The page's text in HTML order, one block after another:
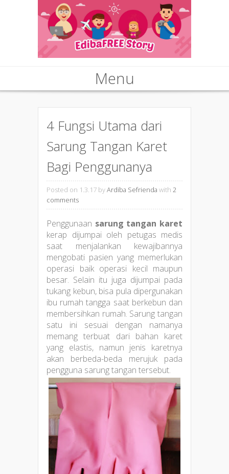
Menu
4 Fungsi Utama dari
Sarung Tangan Karet
Bagi Penggunanya
Posted on 1.3.17 byArdiba Sefrienda with 2
comments
Penggunaan sarung tangan karet
kerap dijumpai oleh petugas medis
saat menjalankan kewajibannya
mengobati pasien yang memerlukan
operasi baik operasi kecil maupun
besar. Selain itu juga dijumpai pada
tukang kebun, bisa pula dipergunakan
ibu rumah tangga saat berkebun dan
membersihkan rumah. Sarung tangan
satu ini sesuai dengan namanya
memang terbuat dari bahan karet
yang elastis, namun jenis karetnya
akan berbeda-beda merujuk pada
pengguna sarung tangan tersebut.